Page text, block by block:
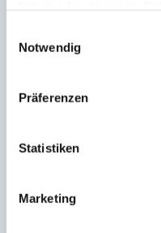
Notwendig
Präferenzen
Statistiken
Marketing
Klare Niederlage!
16. Januar 2023
Der Herbstmeister